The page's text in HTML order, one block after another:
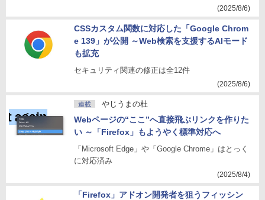
(2025/8/6)
CSSカスタム関数に対応した「Google Chrom
e 139」が公開 ～Web検索を支援するAIモード
も拡充
セキュリティ関連の修正は全12件
(2025/8/6)
連載 やじうまの杜
Webページの“ここ”へ直接飛ぶリンクを作りた
い ～「Firefox」もようやく標準対応へ
「Microsoft Edge」や「Google Chrome」はとっく
に対応済み
(2025/8/4)
「Firefox」アドオン開発者を狙うフィッシン